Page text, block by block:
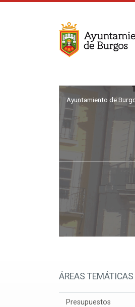
Ayuntamiento de
ÁREAS TEMÁTICAS
Presupuestos